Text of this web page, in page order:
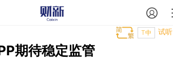
试听
T中
期待稳定监管